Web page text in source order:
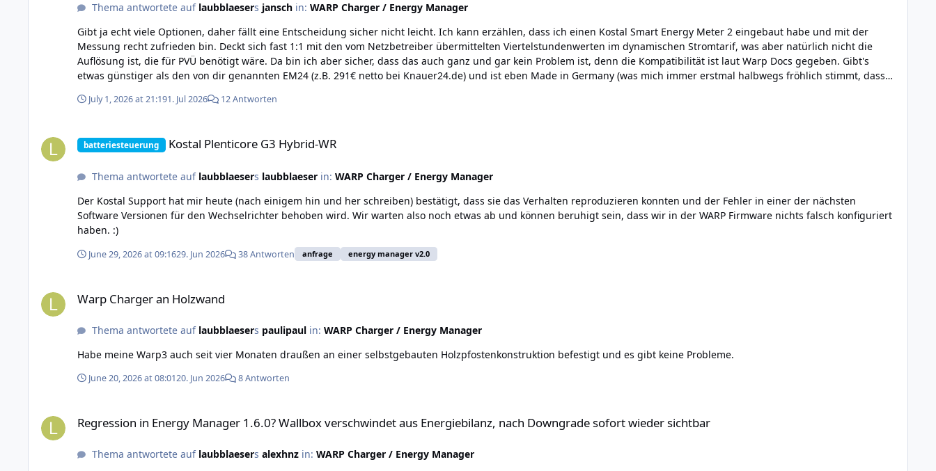
Thema antwortete auf laubblaesers janschin: WARP Charger / Energy Manager
Gibt ja echt viele Optionen, daher fällt eine Entscheidung sicher nicht leicht. Ich kann erzählen, dass ich einen Kostal Smart Energy Meter 2 eingebaut habe und mit der
Messung recht zufrieden bin. Deckt sich fast 1:1 mit den vom Netzbetreiber übermittelten Viertelstundenwerten im dynamischen Stromtarif, was aber natürlich nicht die
Auflösung ist, die für PVÜ benötigt wäre. Da bin ich aber sicher, dass das auch ganz und gar kein Problem ist, denn die Kompatibilität ist laut Warp Docs gegeben. Gibt's
etwas günstiger als den von dir genannten EM24 (z.B. 291€ netto bei Knauer24.de) und ist eben Made in Germany (was mich immer erstmal halbwegs fröhlich stimmt, dass
July 1, 2026 at 21:191. Jul 2026 12 Antworten
batteriesteuerung Kostal Plenticore G3 Hybrid-WR
Thema antwortete auf laubblaesers laubblaeserin: WARP Charger / Energy Manager
Der Kostal Support hat mir heute (nach einigem hin und her schreiben) bestätigt, dass sie das Verhalten reproduzieren konnten und der Fehler in einer der nächsten
Software Versionen für den Wechselrichter behoben wird. Wir warten also noch etwas ab und können beruhigt sein, dass wir in der WARP Firmware nichts falsch konfiguriert
haben. :)
June 29, 2026 at 09:1629. Jun 2026 38 Antworten anfrage energy manager v2.0
Warp Charger an Holzwand
Thema antwortete auf laubblaesers paulipaulin: WARP Charger / Energy Manager
Habe meine Warp3 auch seit vier Monaten draußen an einer selbstgebauten Holzpfostenkonstruktion befestigt und es gibt keine Probleme.
June 20, 2026 at 08:0120. Jun 2026 8 Antworten
Regression in Energy Manager 1.6.0? Wallbox verschwindet aus Energiebilanz, nach Downgrade sofort wieder sichtbar
Thema antwortete auf laubblaesers alexhnzin: WARP Charger / Energy Manager